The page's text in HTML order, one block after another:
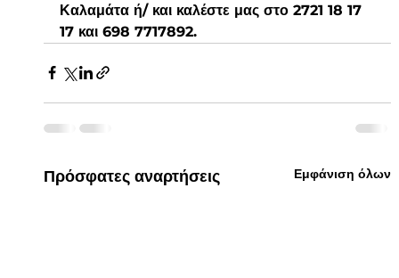
Καλαμάτα ή/ και καλέστε μας στο 2721 18 17
17 και 698 7717892.
Πρόσφατες αναρτήσεις Εμφάνιση όλων